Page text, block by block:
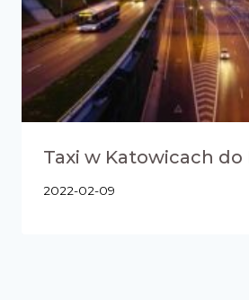
Taxi w Katowicach do
2022-02-09